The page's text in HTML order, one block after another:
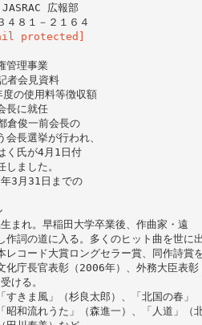
広報部
４８１－２１６４
protected]
管理事業
者会見資料
の使用料等徴収額
長に就任
倉俊一前会長の
会長選挙が行われ、
く氏が4月1日付
ました。
3月31日までの
まれ。早稲田大学卒業後、作曲家・遠
作詞の道に入る。多くのヒット曲を世に出
レコード大賞ロングセラー賞、同作詩賞
化庁長官表彰（2006年）、外務大臣表彰
ける。
すきま風」（杉良太郎）、「北国の春」
昭和流れうた」（森進一）、「人道」（